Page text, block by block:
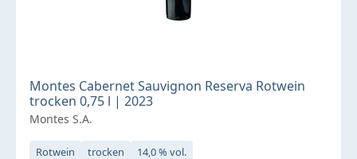
Montes Cabernet Sauvignon Reserva Rotwein
trocken 0,75 l | 2023
Montes S.A.
Rotwein trocken 14,0 % vol.